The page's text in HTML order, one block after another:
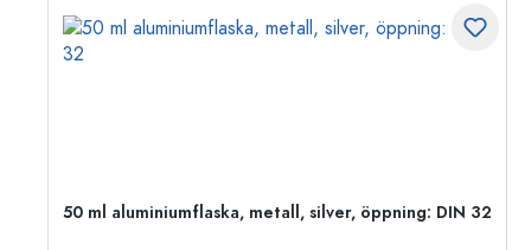
50 ml aluminiumflaska, metall, silver, öppning: DIN 32